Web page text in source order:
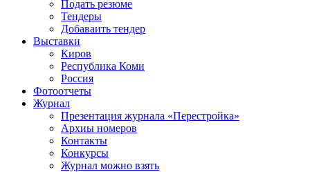
Подать резюме
Тендеры
Добаваить тендер
Выставки
Киров
Республика Коми
Россия
Фотоотчеты
Журнал
Презентация журнала «Перестройка»
Архиы номеров
Контакты
Конкурсы
Журнал можно взять